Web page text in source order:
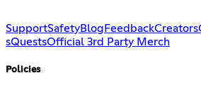
SupportSafetyBlog FeedbackCreators
sQuestsOfficial 3rd Party Merch
Policies